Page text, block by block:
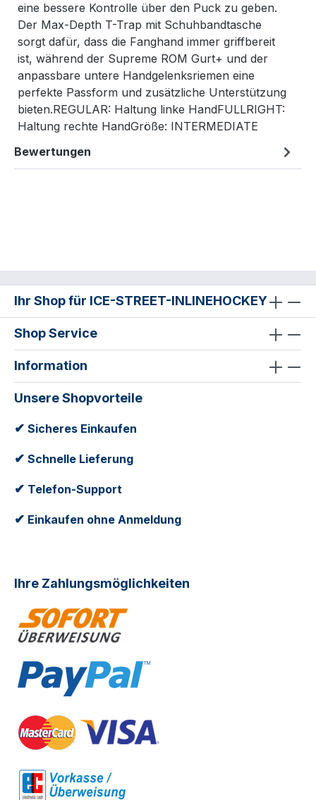
eine bessere Kontrolle über den Puck zu geben.
Der Max-Depth T-Trap mit Schuhbandtasche
sorgt dafür, dass die Fanghand immer griffbereit
ist, während der Supreme ROM Gurt+ und der
anpassbare untere Handgelenksriemen eine
perfekte Passform und zusätzliche Unterstützung
bieten.REGULAR: Haltung linke HandFULLRIGHT:
Haltung rechte HandGröße: INTERMEDIATE
Bewertungen
Ihr Shop für ICE-STREET-INLINEHOCKEY
Shop Service
Information
Unsere Shopvorteile
✔ Sicheres Einkaufen
✔ Schnelle Lieferung
✔ Telefon-Support
✔ Einkaufen ohne Anmeldung
Ihre Zahlungsmöglichkeiten